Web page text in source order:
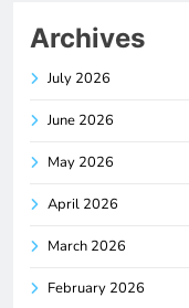
Archives
July 2026
June 2026
May 2026
April 2026
March 2026
February 2026